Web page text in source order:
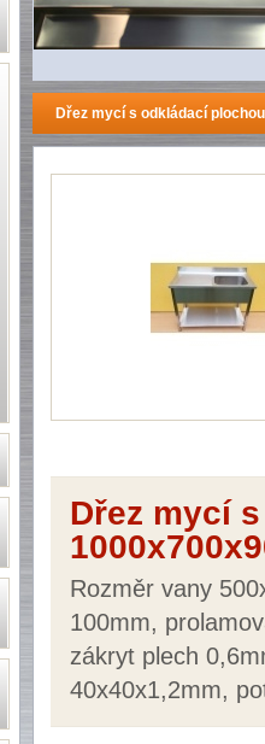
Dřez mycí s odkládací
Dřez mycí
Rozměr vany
100mm,
zákryt plech
40x40x1,2mm,